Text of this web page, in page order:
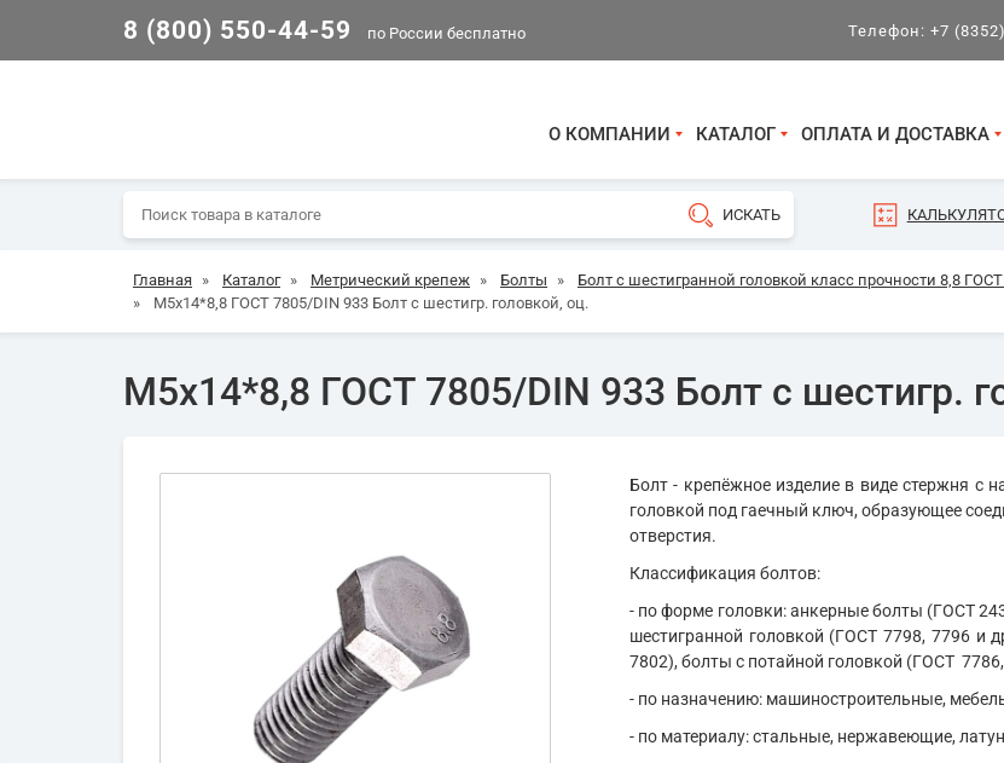
8 (800) 550-44-59 по России бесплатно Телефон: +7 (8352)
О КОМПАНИИ КАТАЛОГ ОПЛАТА И ДОСТАВКА
Главная » Каталог » Метрический крепеж » Болты »
Болт с шестигранной головкой класс прочности 8,8
»
М5х14*8,8 ГОСТ 7805/DIN 933 Болт с шестигр. головкой, оц.
М5х14*8,8 ГОСТ 7805/DIN 933 Болт с шестигр.
Болт - крепёжное изделие в виде стержня с
головкой под гаечный ключ, образующее
отверстия.
Классификация болтов:
- по форме головки: анкерные болты (ГОСТ
шестигранной головкой (ГОСТ 7798, 7796 и
7802), болты с потайной головкой (ГОСТ
- по назначению: машиностроительные,
- по материалу: стальные, нержавеющие,